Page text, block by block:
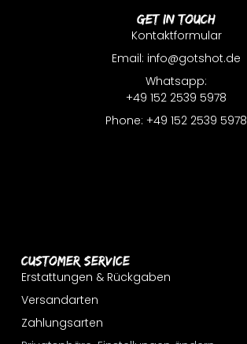
Customer Service
Erstattungen & Rückgaben
Versandarten
Zahlungsarten
Get In Touch
Kontaktformular
Email: info@gotshot.de
Whatsapp:
+49 152 2539 5978
Phone: +49 152 2539 5978